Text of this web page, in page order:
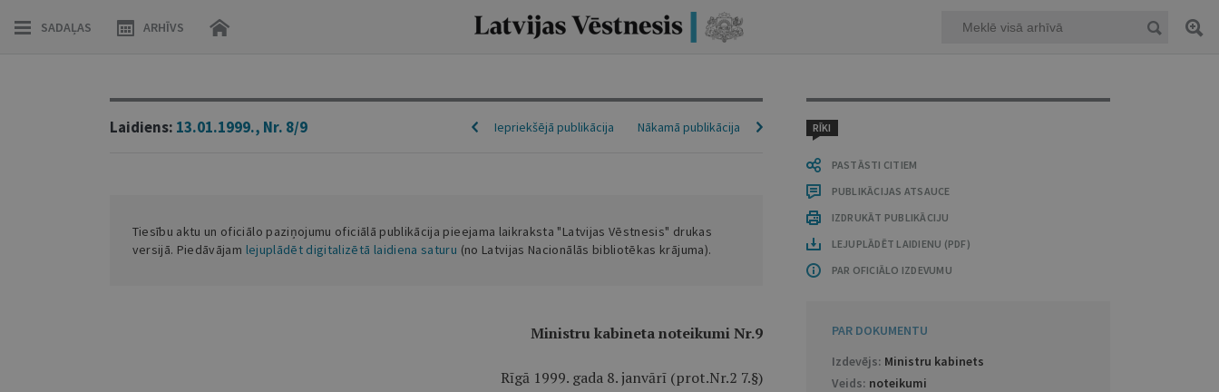
SADAĻAS ARHĪVS
RĪKI
PASTĀSTI CITIEM
PUBLIKĀCIJAS ATSAUCE
IZDRUKĀT PUBLIKĀCIJU
LEJUPLĀDĒT LAIDIENU (PDF)
PAR OFICIĀLO IZDEVUMU
PAR DOKUMENTU
Izdevējs: Ministru kabinets
Veids: noteikumi
Laidiens: 13.01.1999., Nr. 8/9 Nākamā publikācija
Iepriekšējā publikācija
Tiesību aktu un oficiālo paziņojumu oficiālā publikācija pieejama laikraksta "Latvijas Vēstnesis" drukas
versijā. Piedāvājam lejuplādēt digitalizētā laidiena saturu (no Latvijas Nacionālās bibliotēkas krājuma).
Ministru kabineta noteikumi Nr.9
Rīgā 1999. gada 8. janvārī (prot.Nr.2 7.§)